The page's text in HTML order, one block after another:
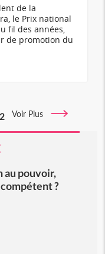
de la
le Prix national
fil des années,
de promotion du
Voir Plus
au pouvoir,
?